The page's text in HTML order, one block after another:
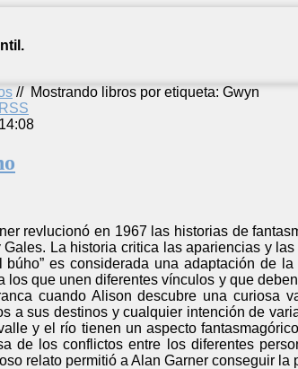
// Mostrando libros por etiqueta: Gwyn
revlucionó en 1967 las historias de
La historia critica las apariencias y
búho” es considerada una adaptación de
los que unen diferentes vínculos y que
cuando Alison descubre una curiosa
a sus destinos y cualquier intención de
y el río tienen un aspecto
de los conflictos entre los diferentes
relato permitió a Alan Garner conseguir